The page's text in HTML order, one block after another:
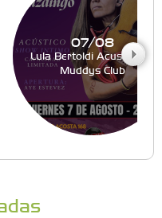
07/08
Lula Bertoldi Acustico en
Muddys Club